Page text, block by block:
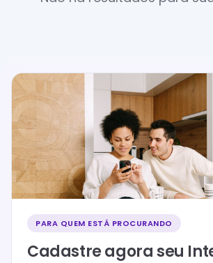
PARA QUEM ESTÁ PROCURANDO
Cadastre agora seu